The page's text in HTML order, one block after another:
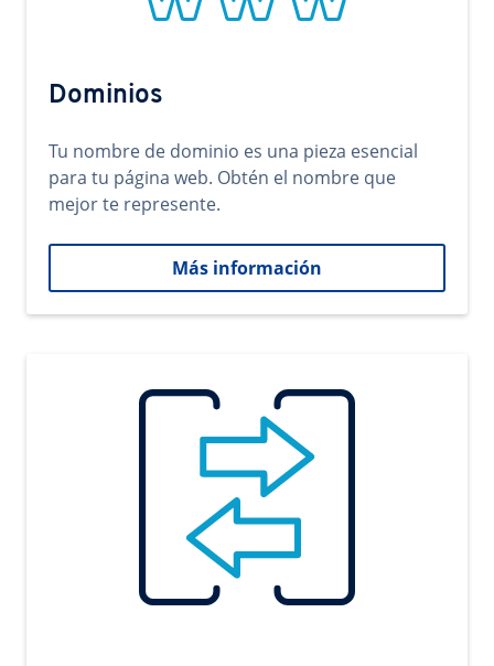
Dominios
Tu nombre de dominio es una pieza esencial
para tu página web. Obtén el nombre que
mejor te represente.
Más información